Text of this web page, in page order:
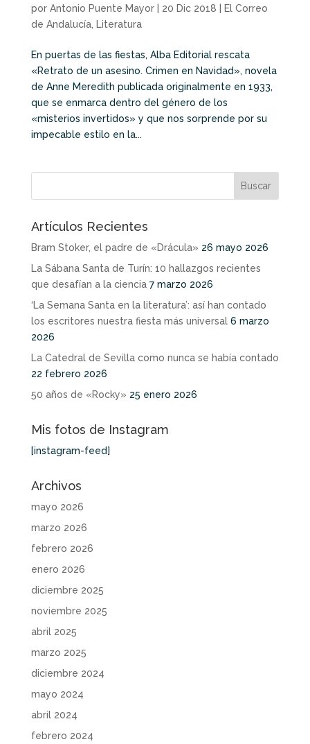
por Antonio Puente Mayor| 20 Dic 2018
El Correo
de Andalucía, Literatura
En puertas de las fiestas, Alba Editorial rescata
«Retrato de un asesino. Crimen en Navidad», novela
de Anne Meredith publicada originalmente en 1933,
que se enmarca dentro del género de los
«misterios invertidos» y que nos sorprende por su
impecable estilo en la...
Artículos Recientes
Bram Stoker, el padre de «Drácula» 26 mayo 2026
La Sábana Santa de Turín: 10 hallazgos recientes
que desafían a la ciencia 7 marzo 2026
‘La Semana Santa en la literatura’: así han contado
los escritores nuestra fiesta más universal 6 marzo
2026
La Catedral de Sevilla como nunca se había contado
22 febrero 2026
50 años de «Rocky» 25 enero 2026
Mis fotos de Instagram
[instagram-feed]
Archivos
mayo 2026
marzo 2026
febrero 2026
enero 2026
diciembre 2025
noviembre 2025
abril 2025
marzo 2025
diciembre 2024
mayo 2024
abril 2024
febrero 2024